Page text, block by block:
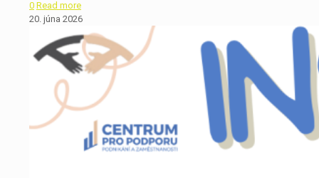
0 Read more
20. júna 2026